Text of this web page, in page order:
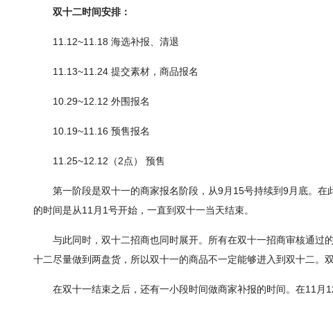
双十二时间安排：
11.12~11.18 海选补报、清退
11.13~11.24 提交素材，商品报名
10.29~12.12 外围报名
10.19~11.16 预售报名
11.25~12.12（2点） 预售
第一阶段是双十一的商家报名阶段，从9月15号持续到9月底。
的时间是从11月1号开始，一直到双十一当天结束。
与此同时，双十二招商也同时展开。所有在双十一招商审核通过
十二尽量做到两盘货，所以双十一的商品不一定能够进入到双十二。
在双十一结束之后，还有一小段时间做商家补报的时间。在11月